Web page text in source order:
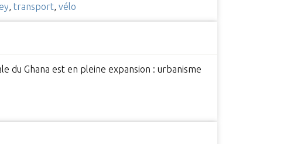
, transport, vélo
du Ghana est en pleine expansion : urbanisme